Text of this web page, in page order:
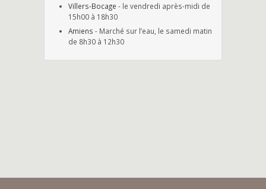
Villers-Bocage - le vendredi après-midi de
15h00 à 18h30
Amiens - Marché sur l’eau, le samedi matin
de 8h30 à 12h30